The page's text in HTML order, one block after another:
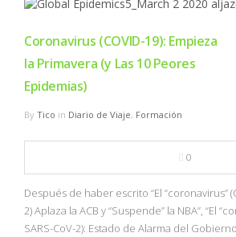
Coronavirus (COVID-19): Empieza
la Primavera (y Las 10 Peores
Epidemias)
By Tico in Diario de Viaje, Formación
0
Después de haber escrito “El “coronavirus”
2) Aplaza la ACB y “Suspende” la NBA”, “El
SARS-CoV-2): Estado de Alarma del Gobierno